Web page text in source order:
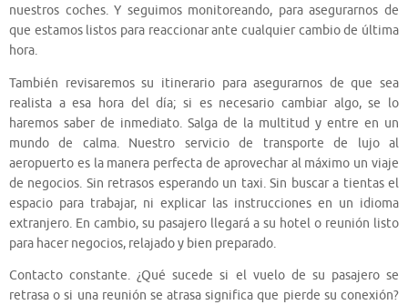
nuestros coches. Y seguimos monitoreando, para asegurarnos de
que estamos listos para reaccionar ante cualquier cambio de última
hora.
También revisaremos su itinerario para asegurarnos de que sea
realista a esa hora del día; si es necesario cambiar algo, se lo
haremos saber de inmediato. Salga de la multitud y entre en un
mundo de calma. Nuestro servicio de transporte de lujo al
aeropuerto es la manera perfecta de aprovechar al máximo un viaje
de negocios. Sin retrasos esperando un taxi. Sin buscar a tientas el
espacio para trabajar, ni explicar las instrucciones en un idioma
extranjero. En cambio, su pasajero llegará a su hotel o reunión listo
para hacer negocios, relajado y bien preparado.
Contacto constante. ¿Qué sucede si el vuelo de su pasajero se
retrasa o si una reunión se atrasa significa que pierde su conexión?